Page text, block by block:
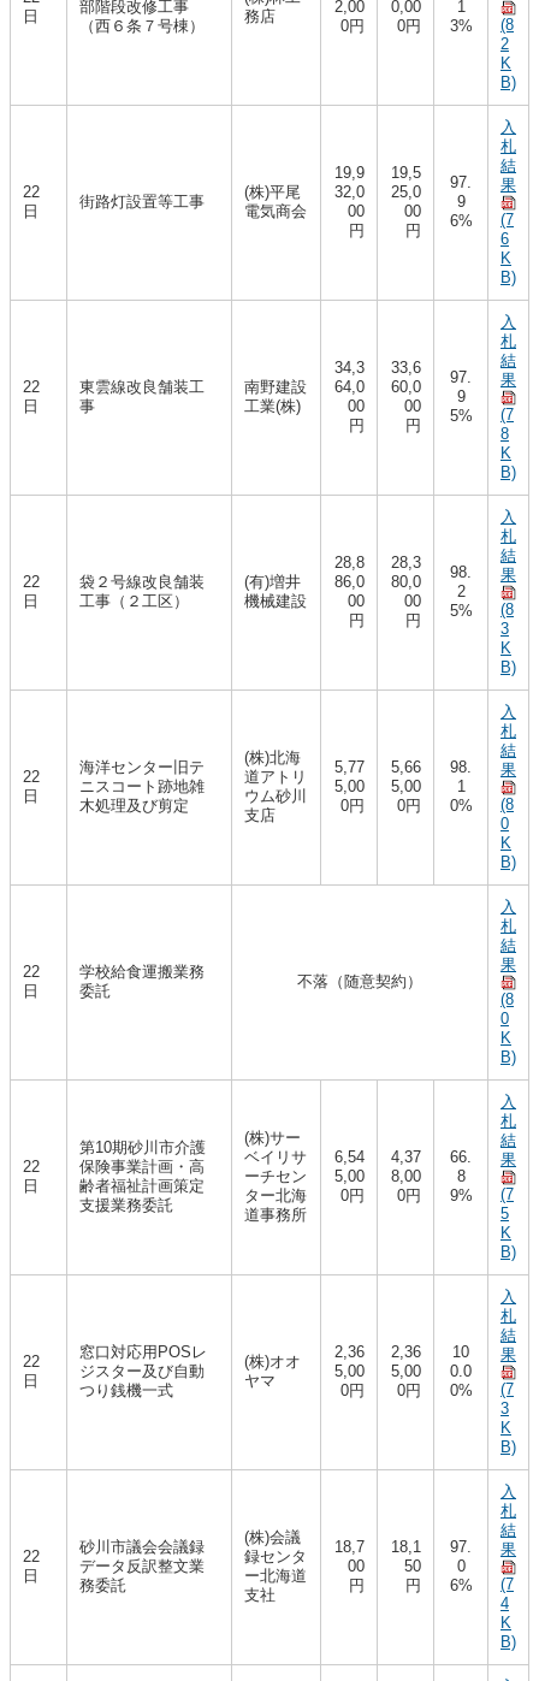
日
部階段改修工事
（西６条７号棟）
務店
2,00
0円
0,00
0円
1
3%
(8
2
K
B)
22
日
街路灯設置等工事
(株)平尾
電気商会
19,9
32,0
00
円
19,5
25,0
00
円
97.
9
6%
入
札
結
果
(7
6
K
B)
22
日
東雲線改良舗装工
事
南野建設
工業(株)
34,3
64,0
00
円
33,6
60,0
00
円
97.
9
5%
入
札
結
果
(7
8
K
B)
22
日
袋２号線改良舗装
工事（２工区）
(有)増井
機械建設
28,8
86,0
00
円
28,3
80,0
00
円
98.
2
5%
入
札
結
果
(8
3
K
B)
22
日
海洋センター旧テ
ニスコート跡地雑
木処理及び剪定
(株)北海
道アトリ
ウム砂川
支店
5,77
5,00
0円
5,66
5,00
0円
98.
1
0%
入
札
結
果
(8
0
K
B)
22
日
学校給食運搬業務
委託
不落（随意契約）
入
札
結
果
(8
0
K
B)
22
日
第10期砂川市介護
保険事業計画・高
齢者福祉計画策定
支援業務委託
(株)サー
ベイリサ
ーチセン
ター北海
道事務所
6,54
5,00
0円
4,37
8,00
0円
66.
8
9%
入
札
結
果
(7
5
K
B)
22
日
窓口対応用POSレ
ジスター及び自動
つり銭機一式
(株)オオ
ヤマ
2,36
5,00
0円
2,36
5,00
0円
10
0.0
0%
入
札
結
果
(7
3
K
B)
22
日
砂川市議会会議録
データ反訳整文業
務委託
(株)会議
録センタ
ー北海道
支社
18,7
00
円
18,1
50
円
97.
0
6%
入
札
結
果
(7
4
K
B)